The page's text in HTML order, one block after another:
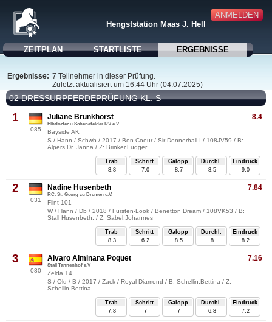
ANMELDEN
Hengststation Maas J. Hell
ZEITPLAN STARTLISTE ERGEBNISSE
Ergebnisse: 7 Teilnehmer in dieser Prüfung.
Zuletzt aktualisiert um 16:44 Uhr (04.07.2025)
02 DRESSURPFERDEPRÜFUNG KL. S
1
085
8.4
Juliane Brunkhorst
Elbdörfer u.Schenefelder RV e.V.
Bayside AK
S / Hann / Schwb / 2017 / Bon Coeur / Sir Donnerhall I / 108JV59 / B:
Alpers,Dr. Janna / Z: Brinker,Ludger
Eindruck
9.0
Durchl.
8.5
Galopp
8.7
Schritt
7.0
Trab
8.8
2
031
7.84
Nadine Husenbeth
RC. St. Georg zu Bremen e.V.
Flint 101
W / Hann / Db / 2018 / Fürsten-Look / Benetton Dream / 108VK53 / B:
Stall Husenbeth, / Z: Sabel,Johannes
Eindruck
8.2
Durchl.
8
Galopp
8.5
Schritt
6.2
Trab
8.3
3
080
7.16
Alvaro Alminana Poquet
Stall Tannenhof e.V
Zelda 14
S / Old / B / 2017 / Zack / Royal Diamond / B: Schellin,Bettina / Z:
Schellin,Bettina
Eindruck
7.2
Durchl.
6.8
Galopp
7
Schritt
7
Trab
7.8